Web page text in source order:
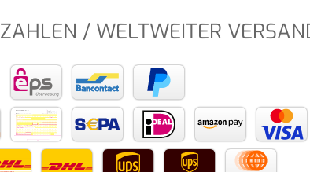
/ WELTWEITER